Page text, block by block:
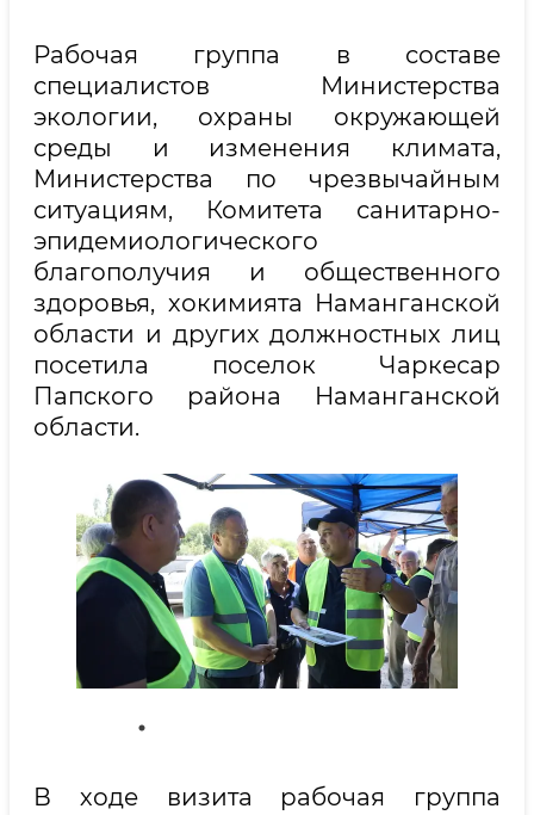
Рабочая группа в составе
специалистов Министерства
экологии, охраны окружающей
среды и изменения климата,
Министерства по чрезвычайным
ситуациям, Комитета санитарно-
эпидемиологического
благополучия и общественного
здоровья, хокимията Наманганской
области и других должностных лиц
посетила поселок Чаркесар
Папского района Наманганской
области.
В ходе визита рабочая группа